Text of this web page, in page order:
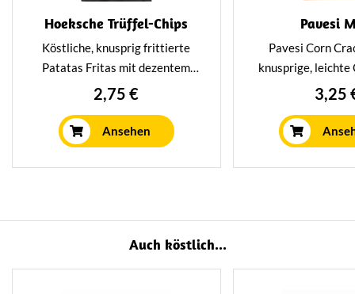
Hoeksche Trüffel-Chips
Köstliche, knusprig frittierte
Patatas Fritas mit dezentem
Trüffelgeschmack. Diese Chips
sind ein unwiderstehlicher
Genuss für Feinschmecker, die
etwas Einzigartiges und
Köstliches suchen.
2,75 €
Ansehen
Pavesi
Pavesi Corn
knusprige, leichte
Mais. Sie haben
milden
knusprige
Snack oder zum
Käse, Dips oder
3,25
Auch köstlich...